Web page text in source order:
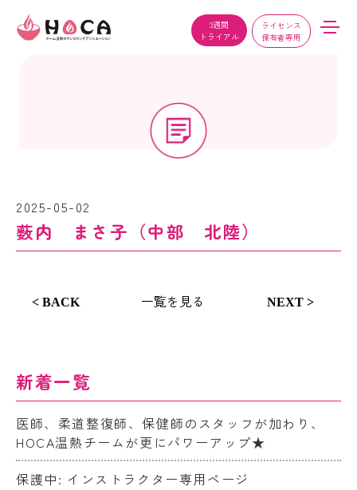
3週間
トライアル
ライセンス
保有者専用
2025-05-02
薮内 まさ子（中部 北陸）
< BACK 一覧を見る NEXT >
新着一覧
医師、柔道整復師、保健師のスタッフが加わり、
HOCA温熱チームが更にパワーアップ★
保護中: インストラクター専用ページ